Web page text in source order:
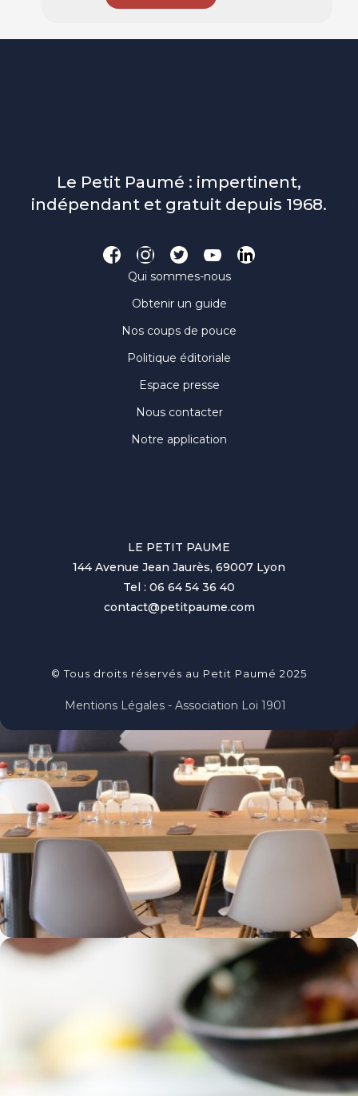
Le Petit Paumé : impertinent,
indépendant et gratuit depuis 1968.
Qui sommes-nous
Obtenir un guide
Nos coups de pouce
Politique éditoriale
Espace presse
Nous contacter
Notre application
LE PETIT PAUME
144 Avenue Jean Jaurès, 69007 Lyon
Tel : 06 64 54 36 40
contact@petitpaume.com
© Tous droits réservés au Petit Paumé 2025
Mentions Légales - Association Loi 1901